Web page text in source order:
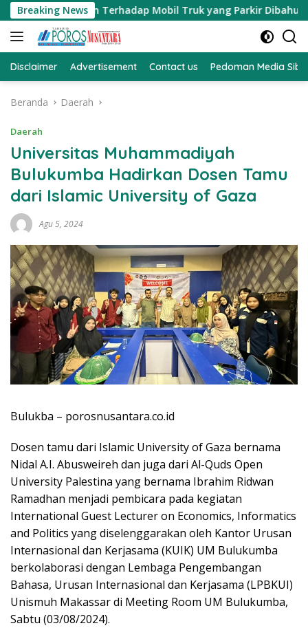
Langsung
ke
konten
Breaking News
Terhadap Mobil Truk yang Parkir Dibahu Jalan di Tol
Disclaimer Advertisement Contact us Pedoman Media
Beranda Daerah
Daerah
Universitas Muhammadiyah
Bulukumba Hadirkan Dosen Tamu
dari Islamic University of Gaza
Agu 5, 2024
Bulukba – porosnusantara.co.id
Dosen tamu dari Islamic University of Gaza bernama
Nidal A.I. Abusweireh dan juga dari Al-Quds Open
University Palestina yang bernama Ibrahim Ridwan
Ramadhan menjadi pembicara pada kegiatan
International Guest Lecturer on Economics, Informatics
and Politics yang diselenggarakan oleh Kantor Urusan
Internasional dan Kerjasama (KUIK) UM Bulukumba
berkolaborasi dengan Lembaga Pengembangan
Bahasa, Urusan Internasional dan Kerjasama (LPBKUI)
Unismuh Makassar di Meeting Room UM Bulukumba,
Sabtu (03/08/2024).